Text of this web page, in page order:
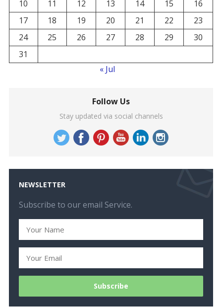
10 11 12 13 14 15
16
17
18 19 20 21 22
23
24
25 26 27 28 29
30
31
« Jul
Follow Us
Stay updated via social channels
NEWSLETTER
Subscribe to our email Service.